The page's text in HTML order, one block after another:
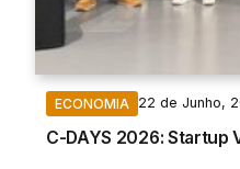
ECONOMIA 22 de Junho,
C-DAYS 2026: